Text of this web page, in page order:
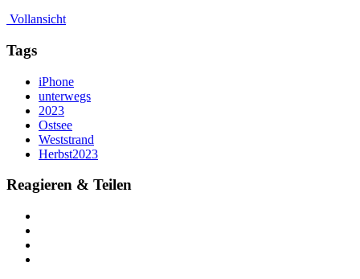
Vollansicht
Tags
iPhone
unterwegs
2023
Ostsee
Weststrand
Herbst2023
Reagieren & Teilen